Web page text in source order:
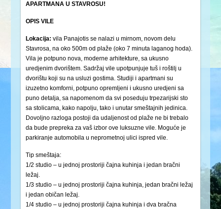
APARTMANA U STAVROSU!
OPIS VILE
Lokacija: vila Panajotis se nalazi u mirnom, novom delu
Stavrosa, na oko 500m od plaže (oko 7 minuta laganog hoda).
Vila je potpuno nova, moderne arhitekture, sa ukusno
uredjenim dvorištem. Sadržaj vile upotpunjuje tuš i roštilj u
dvorištu koji su na usluzi gostima. Studiji i apartmani su
izuzetno komforni, potpuno opremljeni i ukusno uredjeni sa
puno detalja, sa napomenom da svi poseduju trpezarijski sto
sa stolicama, kako napolju, tako i unutar smeštajnih jedinica.
Dovoljno razloga postoji da udaljenost od plaže ne bi trebalo
da bude prepreka za vaš izbor ove luksuzne vile. Moguće je
parkiranje automobila u neprometnoj ulici ispred vile.
Tip smeštaja:
1/2 studio – u jednoj prostoriji čajna kuhinja i jedan bračni
ležaj.
1/3 studio – u jednoj prostoriji čajna kuhinja, jedan bračni ležaj
i jedan običan ležaj.
1/4 studio – u jednoj prostoriji čajna kuhinja i dva bračna